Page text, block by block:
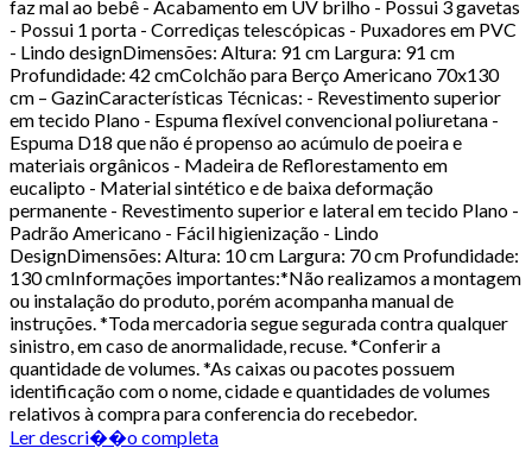
faz mal ao bebê - Acabamento em UV brilho - Possui 3 gavetas
- Possui 1 porta - Corrediças telescópicas - Puxadores em PVC
- Lindo designDimensões: Altura: 91 cm Largura: 91 cm
Profundidade: 42 cmColchão para Berço Americano 70x130
cm – GazinCaracterísticas Técnicas: - Revestimento superior
em tecido Plano - Espuma flexível convencional poliuretana -
Espuma D18 que não é propenso ao acúmulo de poeira e
materiais orgânicos - Madeira de Reflorestamento em
eucalipto - Material sintético e de baixa deformação
permanente - Revestimento superior e lateral em tecido Plano -
Padrão Americano - Fácil higienização - Lindo
DesignDimensões: Altura: 10 cm Largura: 70 cm Profundidade:
130 cmInformações importantes:*Não realizamos a montagem
ou instalação do produto, porém acompanha manual de
instruções. *Toda mercadoria segue segurada contra qualquer
sinistro, em caso de anormalidade, recuse. *Conferir a
quantidade de volumes. *As caixas ou pacotes possuem
identificação com o nome, cidade e quantidades de volumes
relativos à compra para conferencia do recebedor.
Ler descri��o completa